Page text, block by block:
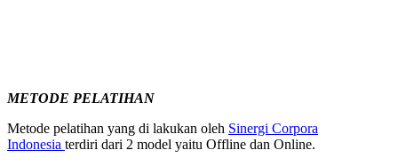
METODE PELATIHAN
Metode pelatihan yang di lakukan oleh Sinergi Corpora
Indonesia terdiri dari 2 model yaitu Offline dan Online.